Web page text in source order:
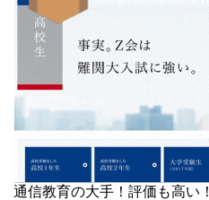
通信教育の大手！評価も高い！